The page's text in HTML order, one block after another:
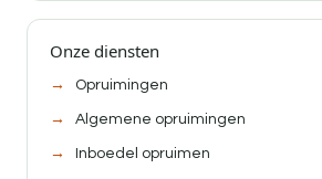
Onze diensten
Opruimingen
Algemene opruimingen
Inboedel opruimen